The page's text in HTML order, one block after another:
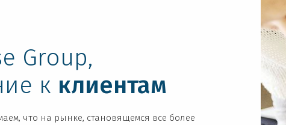
Group,
к клиентам
что на рынке, становящемся все более